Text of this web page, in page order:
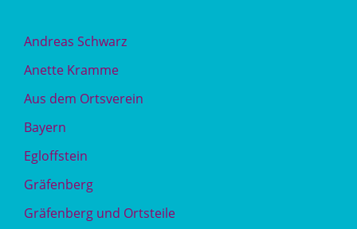
Andreas Schwarz
Anette Kramme
Aus dem Ortsverein
Bayern
Egloffstein
Gräfenberg
Gräfenberg und Ortsteile